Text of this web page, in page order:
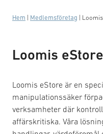
Hem Medlemsföretag
Loomis
Loomis eStore är en
manipulationssäker
verksamheter där
affärskritiska. Våra